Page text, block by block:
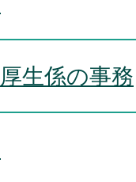
生係の事務